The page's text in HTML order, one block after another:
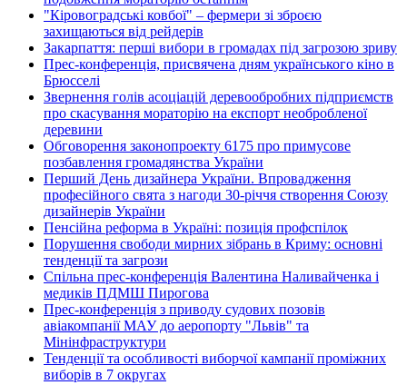
"Кіровоградські ковбої" – фермери зі зброєю
захищаються від рейдерів
Закарпаття: перші вибори в громадах під загрозою зриву
Прес-конференція, присвячена дням українського кіно в
Брюсселі
Звернення голів асоціацій деревообробних підприємств
про скасування мораторію на експорт необробленої
деревини
Обговорення законопроекту 6175 про примусове
позбавлення громадянства України
Перший День дизайнера України. Впровадження
професійного свята з нагоди 30-річчя створення Союзу
дизайнерів України
Пенсійна реформа в Україні: позиція профспілок
Порушення свободи мирних зібрань в Криму: основні
тенденції та загрози
Спільна прес-конференція Валентина Наливайченка і
медиків ПДМШ Пирогова
Прес-конференція з приводу судових позовів
авіакомпанії МАУ до аеропорту "Львів" та
Мінінфраструктури
Тенденції та особливості виборчої кампанії проміжних
виборів в 7 округах